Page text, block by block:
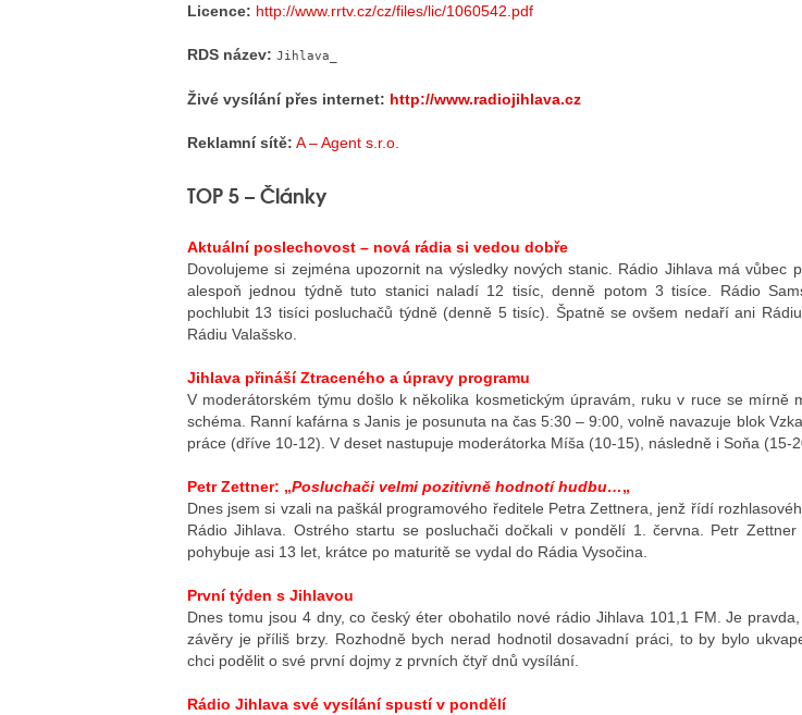
Licence: http://www.rrtv.cz/cz/files/lic/1060542.pdf
RDS název: Jihlava_
Živé vysílání přes internet: http://www.radiojihlava.cz
Reklamní sítě: A – Agent s.r.o.
TOP 5 – Články
Aktuální poslechovost – nová rádia si vedou dobře
Dovolujeme si zejména upozornit na výsledky nových stanic. Rádio Jihlava má vůbec
alespoň jednou týdně tuto stanici naladí 12 tisíc, denně potom 3 tisíce. Rádio
pochlubit 13 tisíci posluchačů týdně (denně 5 tisíc). Špatně se ovšem nedaří ani
Rádiu Valašsko.
Jihlava přináší Ztraceného a úpravy programu
V moderátorském týmu došlo k několika kosmetickým úpravám, ruku v ruce se mírně
schéma. Ranní kafárna s Janis je posunuta na čas 5:30 – 9:00, volně navazuje blok
práce (dříve 10-12). V deset nastupuje moderátorka Míša (10-15), následně i Soňa (15-
Petr Zettner: „Posluchači velmi pozitivně hodnotí hudbu…„
Dnes jsem si vzali na paškál programového ředitele Petra Zettnera, jenž řídí
Rádio Jihlava. Ostrého startu se posluchači dočkali v pondělí 1. června. Petr
pohybuje asi 13 let, krátce po maturitě se vydal do Rádia Vysočina.
První týden s Jihlavou
Dnes tomu jsou 4 dny, co český éter obohatilo nové rádio Jihlava 101,1 FM. Je
závěry je příliš brzy. Rozhodně bych nerad hodnotil dosavadní práci, to by bylo
chci podělit o své první dojmy z prvních čtyř dnů vysílání.
Rádio Jihlava své vysílání spustí v pondělí